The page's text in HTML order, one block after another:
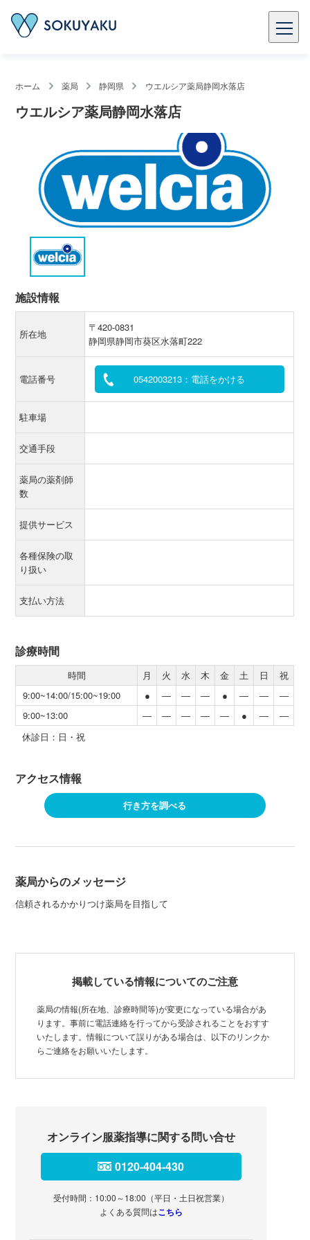
ホーム 薬局 静岡県 ウエルシア薬局静岡水落店
ウエルシア薬局静岡水落店
施設情報
所在地
〒420-0831
静岡県静岡市葵区水落町222
電話番号 0542003213：電話をかける
駐車場
交通手段
薬局の薬剤師
数
提供サービス
各種保険の取
り扱い
支払い方法
診療時間
時間 月 火 水 木 金 土 日
祝
9:00~14:00/15:00~19:00
● ― ― ― ● ― ―
―
9:00~13:00
― ― ― ― ― ● ―
―
休診日：日・祝
アクセス情報
行き方を調べる
薬局からのメッセージ
信頼されるかかりつけ薬局を目指して
掲載している情報についてのご注意
薬局の情報(所在地、診療時間等)が変更になっている場合があ
ります。事前に電話連絡を行ってから受診されることをおすす
いたします。情報について誤りがある場合は、以下のリンクか
らご連絡をお願いいたします。
オンライン服薬指導に関する問い合せ
0120-404-430
受付時間：10:00～18:00（平日・土日祝営業）
よくある質問はこちら